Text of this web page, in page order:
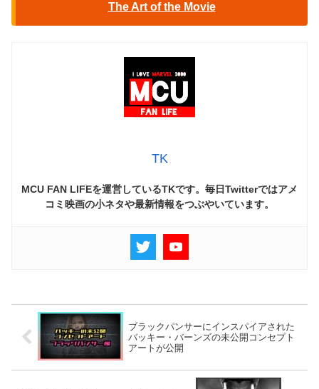
The Art of the Movie
TK
MCU FAN LIFEを運営しているTKです。毎日Twitterではアメ
コミ映画の小ネタや最新情報をつぶやいています。
ブラックパンサーにインスパイアされた
バッキー・バーンズの未公開コンセプト
アートが公開